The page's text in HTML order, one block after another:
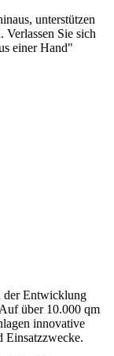
unterstützen
Verlassen Sie sich
einer Hand"
der Entwicklung
über 10.000 qm
innovative
Einsatzzwecke.